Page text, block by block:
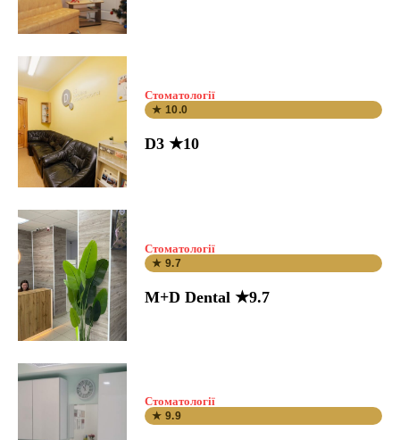
Стоматології
★ 10.0
D3 ★10
Стоматології
★ 9.7
M+D Dental ★9.7
Стоматології
★ 9.9